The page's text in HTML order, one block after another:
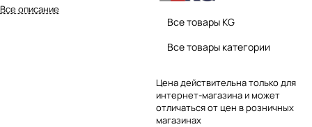
Все описание
Все товары KG
Все товары категории
Цена действительна только для
интернет-магазина и может
отличаться от цен в розничных
магазинах